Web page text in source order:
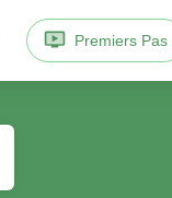
Premiers Pas